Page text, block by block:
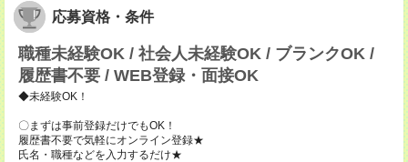
応募資格・条件
職種未経験OK / 社会人未経験OK / ブランクOK /
履歴書不要 / WEB登録・面接OK
◆未経験OK！
〇まずは事前登録だけでもOK！
履歴書不要で気軽にオンライン登録★
氏名・職種などを入力するだけ★